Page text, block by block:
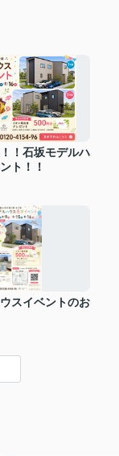
！石坂モデルハ
ト！！
スイベントのお